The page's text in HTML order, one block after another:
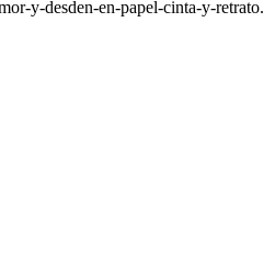
y-desden-en-papel-cinta-y-retrato.